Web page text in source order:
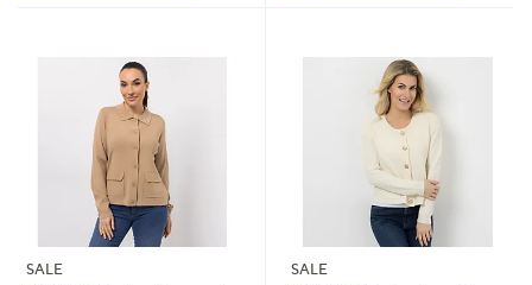
SALE
SALE